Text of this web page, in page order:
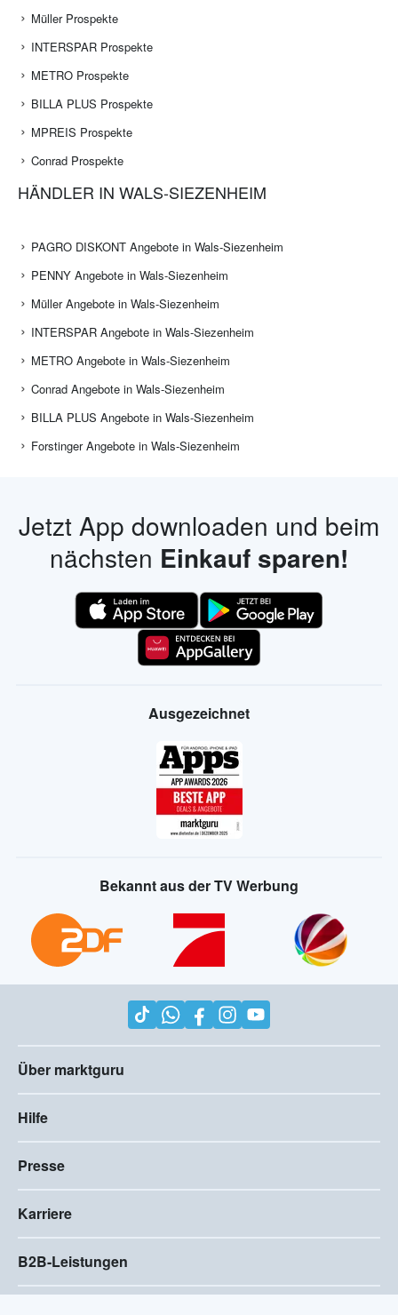
Müller Prospekte
INTERSPAR Prospekte
METRO Prospekte
BILLA PLUS Prospekte
MPREIS Prospekte
Conrad Prospekte
HÄNDLER IN WALS-SIEZENHEIM
PAGRO DISKONT Angebote in Wals-Siezenheim
PENNY Angebote in Wals-Siezenheim
Müller Angebote in Wals-Siezenheim
INTERSPAR Angebote in Wals-Siezenheim
METRO Angebote in Wals-Siezenheim
Conrad Angebote in Wals-Siezenheim
BILLA PLUS Angebote in Wals-Siezenheim
Forstinger Angebote in Wals-Siezenheim
Jetzt App downloaden und beim
nächsten Einkauf sparen!
Ausgezeichnet
Bekannt aus der TV Werbung
Über marktguru
Hilfe
Presse
Karriere
B2B-Leistungen